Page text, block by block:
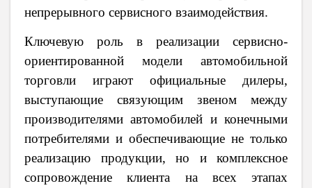
непрерывного сервисного взаимодействия.
Ключевую роль в реализации сервисно-
ориентированной модели автомобильной
торговли играют официальные дилеры,
выступающие связующим звеном между
производителями автомобилей и конечными
потребителями и обеспечивающие не только
реализацию продукции, но и комплексное
сопровождение клиента на всех этапах